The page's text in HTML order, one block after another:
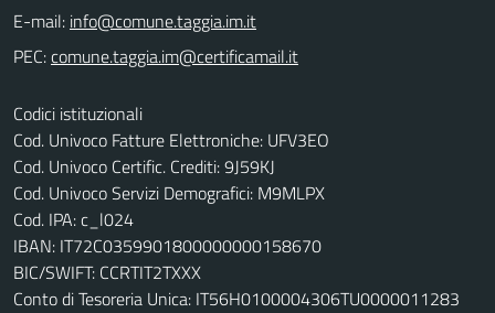
E-mail:
PEC:
Codici istituzionali
Cod. Univoco Fatture Elettroniche: UFV3EO
Cod. Univoco Certific. Crediti: 9J59KJ
Cod. Univoco Servizi Demografici: M9MLPX
Cod. IPA: c_l024
IBAN: IT72C0359901800000000158670
BIC/SWIFT: CCRTIT2TXXX
Conto di Tesoreria Unica: IT56H0100004306TU0000011283